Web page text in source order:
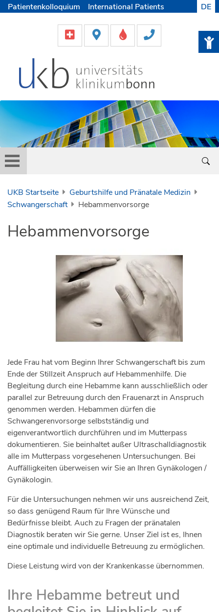
Patientenkolloquium
International Patients
Helfen & Spenden
Medien
DE
UKB Startseite
Geburtshilfe und Pränatale Medizin
Schwangerschaft
Hebammenvorsorge
Hebammenvorsorge
Jede Frau hat vom Beginn Ihrer Schwangerschaft bis zum
Ende der Stillzeit Anspruch auf Hebammenhilfe. Die
Begleitung durch eine Hebamme kann ausschließlich oder
parallel zur Betreuung durch den Frauenarzt in Anspruch
genommen werden. Hebammen dürfen die
Schwangerenvorsorge selbstständig und
eigenverantwortlich durchführen und im Mutterpass
dokumentieren. Sie beinhaltet außer Ultraschalldiagnostik
alle im Mutterpass vorgesehenen Untersuchungen. Bei
Auffälligkeiten überweisen wir Sie an Ihren Gynäkologen /
Gynäkologin.
Für die Untersuchungen nehmen wir uns ausreichend Zeit,
so dass genügend Raum für Ihre Wünsche und
Bedürfnisse bleibt. Auch zu Fragen der pränatalen
Diagnostik beraten wir Sie gerne. Unser Ziel ist es, Ihnen
eine optimale und individuelle Betreuung zu ermöglichen.
Diese Leistung wird von der Krankenkasse übernommen.
Ihre Hebamme betreut und